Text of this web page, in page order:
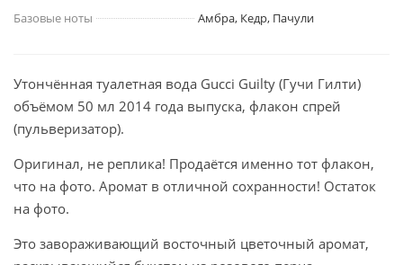
Базовые ноты
Амбра, Кедр, Пачули
Утончённая туалетная вода Gucci Guilty (Гучи Гилти)
объёмом 50 мл 2014 года выпуска, флакон спрей
(пульверизатор).
Оригинал, не реплика! Продаётся именно тот флакон,
что на фото. Аромат в отличной сохранности! Остаток
на фото.
Это завораживающий восточный цветочный аромат,